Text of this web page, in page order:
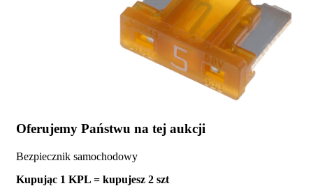
Oferujemy Państwu na tej aukcji
Bezpiecznik samochodowy
Kupując 1 KPL = kupujesz 2 szt